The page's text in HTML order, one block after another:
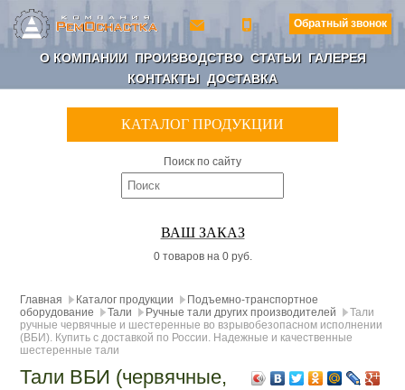
Обратный звонок
О КОМПАНИИ ПРОИЗВОДСТВО СТАТЬИ ГАЛЕРЕЯ
КОНТАКТЫ ДОСТАВКА
КАТАЛОГ ПРОДУКЦИИ
Поиск по сайту
ВАШ ЗАКАЗ
0 товаров на 0 руб.
Главная Каталог продукции
Подъемно-транспортное
оборудование
Тали Ручные тали других производителей
Тали
ручные червячные и шестеренные во взрывобезопасном исполнении
(ВБИ). Купить с доставкой по России. Надежные и качественные
шестеренные тали
Тали ВБИ (червячные,